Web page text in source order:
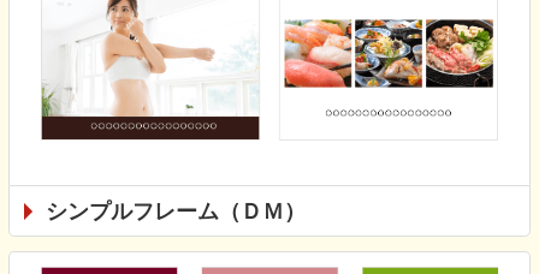
シンプルフレーム（ＤＭ）